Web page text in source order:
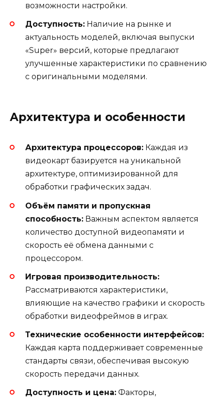
возможности настройки.
Доступность: Наличие на рынке и
актуальность моделей, включая выпуски
«Super» версий, которые предлагают
улучшенные характеристики по сравнению
с оригинальными моделями.
Архитектура и особенности
Архитектура процессоров: Каждая из
видеокарт базируется на уникальной
архитектуре, оптимизированной для
обработки графических задач.
Объём памяти и пропускная
способность: Важным аспектом является
количество доступной видеопамяти и
скорость её обмена данными с
процессором.
Игровая производительность:
Рассматриваются характеристики,
влияющие на качество графики и скорость
обработки видеофреймов в играх.
Технические особенности интерфейсов:
Каждая карта поддерживает современные
стандарты связи, обеспечивая высокую
скорость передачи данных.
Доступность и цена: Факторы,